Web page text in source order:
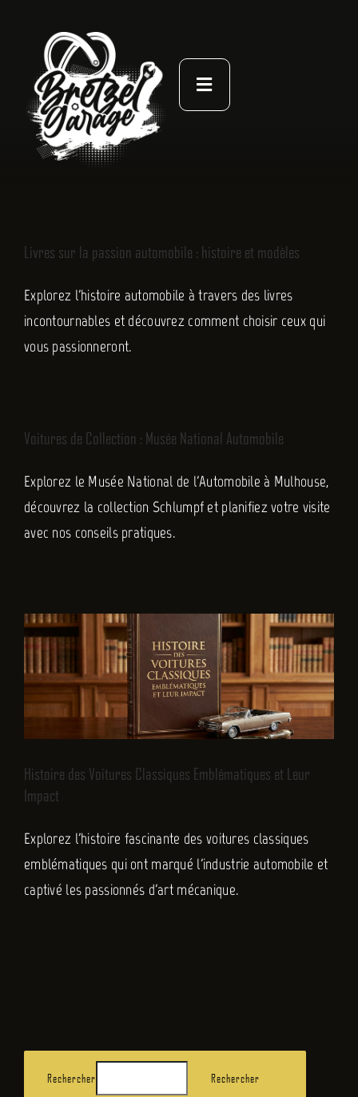
Toggle
Navigation
À PROPOS
CONTACT
Livres sur la passion automobile : histoire et modèles
Explorez l'histoire automobile à travers des livres
incontournables et découvrez comment choisir ceux qui
vous passionneront.
Voitures de Collection : Musée National Automobile
Explorez le Musée National de l'Automobile à Mulhouse,
découvrez la collection Schlumpf et planifiez votre visite
avec nos conseils pratiques.
Histoire des Voitures Classiques Emblématiques et Leur
Impact
Explorez l'histoire fascinante des voitures classiques
emblématiques qui ont marqué l'industrie automobile et
captivé les passionnés d'art mécanique.
Rechercher Rechercher